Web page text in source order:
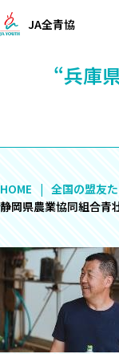
JA全青協
“兵庫
HOME 全国の盟友
静岡県農業協同組合